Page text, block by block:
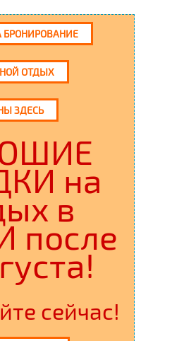
БРОНИРОВАНИЕ
ОТДЫХ
ЗДЕСЬ
на
в
после
сейчас!